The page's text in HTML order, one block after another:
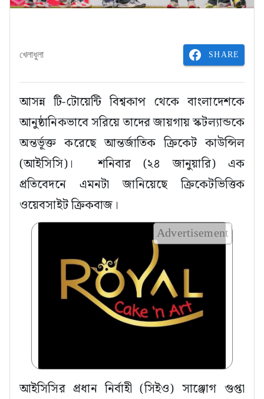
খেলাধুলা SHARE
আসন্ন টি-টোয়েন্টি বিশ্বকাপ থেকে বাংলাদেশকে
আনুষ্ঠানিকভাবে সরিয়ে তাদের জায়গায় স্কটল্যান্ডকে
অন্তর্ভূক্ত করেছে আন্তর্জাতিক ক্রিকেট কাউন্সিল
(আইসিসি)। শনিবার (২৪ জানুয়ারি) এক
প্রতিবেদনে এমনটা জানিয়েছে ক্রিকেটভিত্তিক
ওয়েবসাইট ক্রিকবাজ।
Advertisement
আইসিসির প্রধান নির্বাহী (সিইও) সাঞ্জোগ গুপ্তা